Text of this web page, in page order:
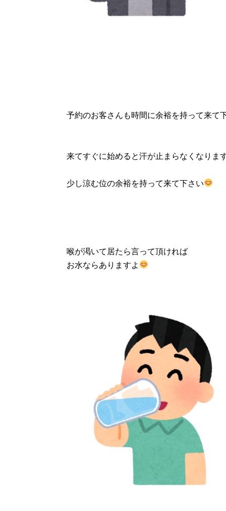
予約のお客さんも時間に余裕を持って来て
来てすぐに始めると汗が止まらなくなりま
少し涼む位の余裕を持って来て下さい
喉が渇いて居たら言って頂ければ
お水ならありますよ